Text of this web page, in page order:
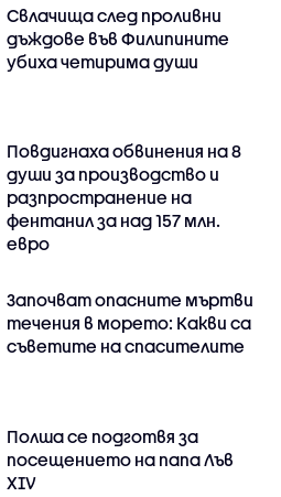
Свлачища след проливни
дъждове във Филипините
убиха четирима души
Повдигнаха обвинения на 8
души за производство и
разпространение на
фентанил за над 157 млн.
евро
Започват опасните мъртви
течения в морето: Какви са
съветите на спасителите
Полша се подготвя за
посещението на папа Лъв
XIV